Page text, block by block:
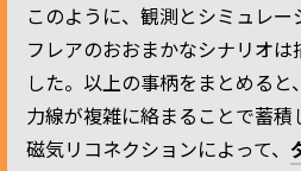
このように、観測とシミュレー
フレアのおおまかなシナリオ
した。以上の事柄をまとめる
力線が複雑に絡まることで蓄積
磁気リコネクションによって、